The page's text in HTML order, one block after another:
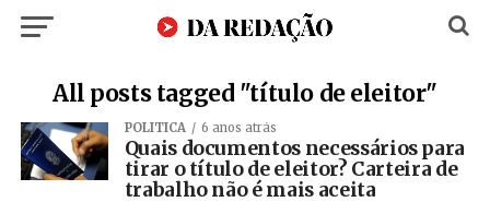
All posts tagged "título de eleitor"
POLÍTICA 6 anos atrás
Quais documentos necessários para
tirar o título de eleitor? Carteira de
trabalho não é mais aceita